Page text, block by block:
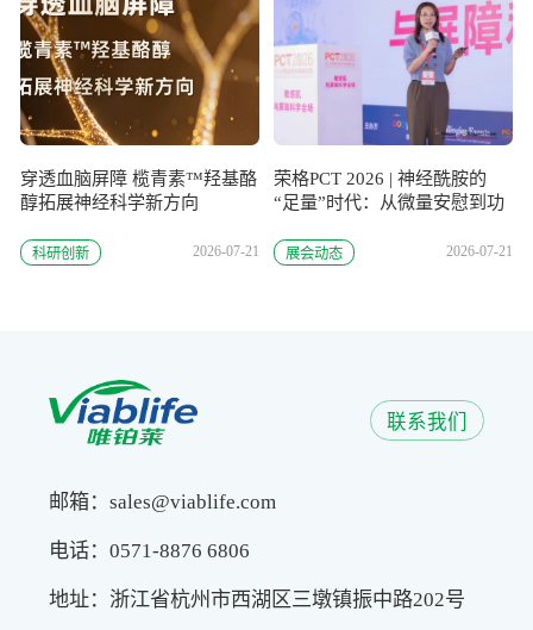
穿透血脑屏障 榄青素™羟基酪
醇拓展神经科学新方向
科研创新 2026-07-21
荣格PCT 2026 | 神经酰胺的
“足量”时代：从微量安慰到功
展会动态 2026-07-21
联系我们
邮箱：sales@viablife.com
电话：0571-8876 6806
地址：浙江省杭州市西湖区三墩镇振中路202号